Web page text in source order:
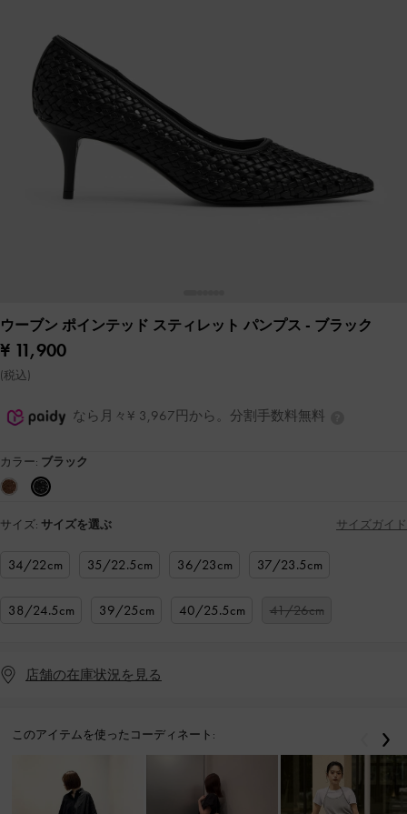
ウーブン ポインテッド スティレット パンプス - ブラック
¥ 11,900
(税込)
なら月々¥ 3,967円から。分割手数料無料
カラー: ブラック
サイズ: サイズを選ぶ サイズガイド
34/22cm 35/22.5cm 36/23cm 37/23.5cm
38/24.5cm 39/25cm 40/25.5cm 41/26cm
店舗の在庫状況を見る
このアイテムを使ったコーディネート: 戻る